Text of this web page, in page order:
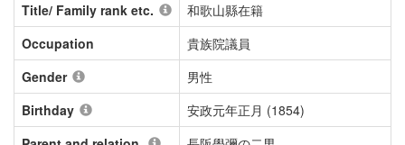
Title/ Family rank etc.
和歌山縣在籍
Occupation
貴族院議員
Gender
男性
Birthday
安政元年正月 (1854)